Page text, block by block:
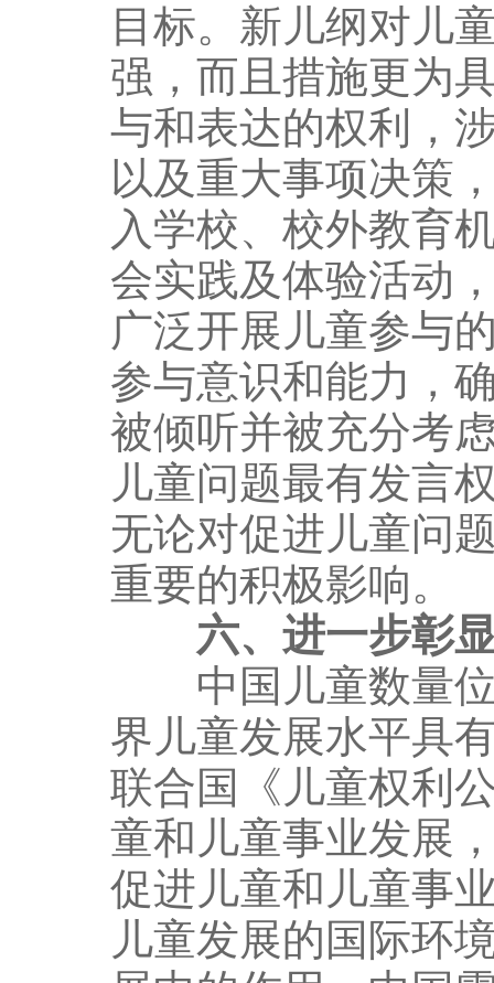
目标。新儿纲对儿
强，而且措施更为
与和表达的权利，
以及重大事项决策
入学校、校外教育
会实践及体验活动
广泛开展儿童参与
参与意识和能力，
被倾听并被充分考
儿童问题最有发言
无论对促进儿童问
重要的积极影响。
六、进一步彰
中国儿童数量位
界儿童发展水平具
联合国《儿童权利
童和儿童事业发展
促进儿童和儿童事
儿童发展的国际环